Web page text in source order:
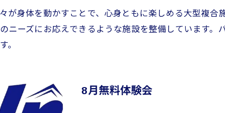
が身体を動かすことで、心身ともに楽しめる大型複
ニーズにお応えできるような施設を整備しています
。
8月無料体験会